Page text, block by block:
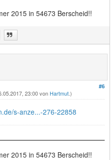
2015 in 54673 Berscheid!!
#6
23:00 von Hartmut.)
s-anze...-276-22858
2015 in 54673 Berscheid!!